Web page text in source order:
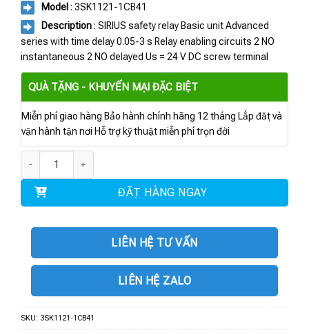
là:
9.256.000 VNĐ.
6.350.000 VNĐ.
Model : 3SK1121-1CB41
Description: SIRIUS safety relay Basic unit Advanced
series with time delay 0.05-3 s Relay enabling circuits 2 NO
instantaneous 2 NO delayed Us = 24 V DC screw terminal
QUÀ TẶNG - KHUYẾN MẠI ĐẶC BIỆT
Miễn phí giao hàng Bảo hành chính hãng 12 tháng Lắp đặt và
vận hành tận nơi Hỗ trợ kỹ thuật miễn phí trọn đời
ĐẶT HÀNG NGAY
LIÊN HỆ TƯ VẤN
LIÊN HỆ ZALO
SKU: 3SK1121-1CB41